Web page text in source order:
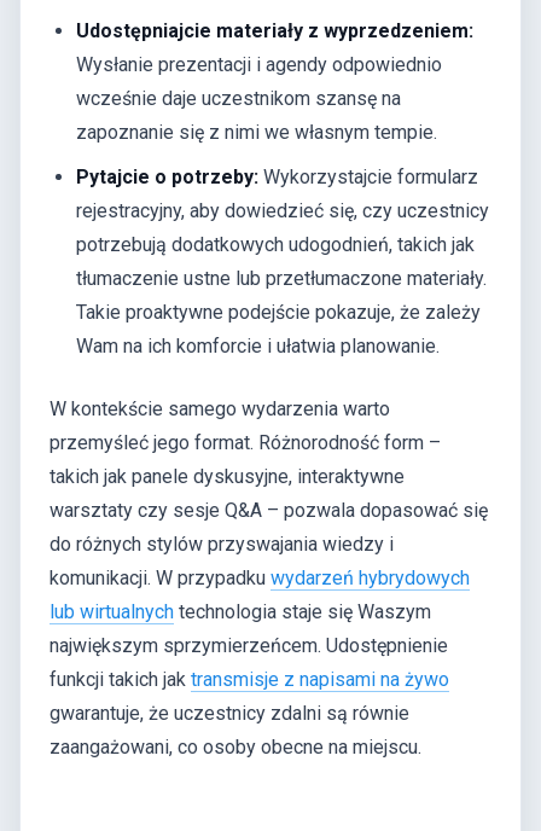
Udostępniajcie materiały z wyprzedzeniem:
Wysłanie prezentacji i agendy odpowiednio
wcześnie daje uczestnikom szansę na
zapoznanie się z nimi we własnym tempie.
Pytajcie o potrzeby: Wykorzystajcie formularz
rejestracyjny, aby dowiedzieć się, czy uczestnicy
potrzebują dodatkowych udogodnień, takich jak
tłumaczenie ustne lub przetłumaczone materiały.
Takie proaktywne podejście pokazuje, że zależy
Wam na ich komforcie i ułatwia planowanie.
W kontekście samego wydarzenia warto
przemyśleć jego format. Różnorodność form –
takich jak panele dyskusyjne, interaktywne
warsztaty czy sesje Q&A – pozwala dopasować się
do różnych stylów przyswajania wiedzy i
komunikacji. W przypadku wydarzeń hybrydowych
lub wirtualnych technologia staje się Waszym
największym sprzymierzeńcem. Udostępnienie
funkcji takich jak transmisje z napisami na żywo
gwarantuje, że uczestnicy zdalni są równie
zaangażowani, co osoby obecne na miejscu.